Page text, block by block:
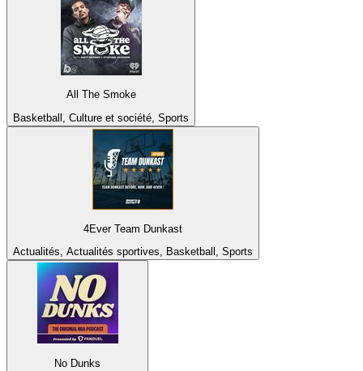
All The Smoke
Basketball, Culture et société, Sports
4Ever Team Dunkast
Actualités, Actualités sportives, Basketball, Sports
No Dunks